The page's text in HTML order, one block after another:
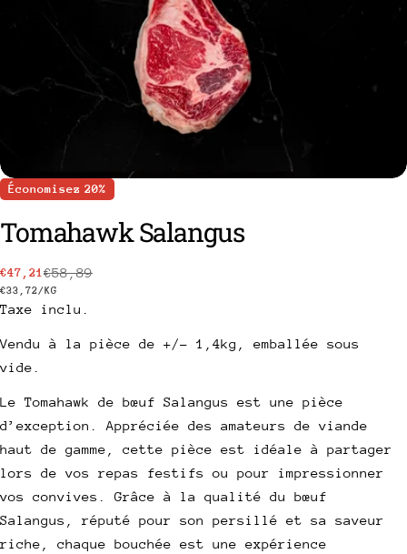
Économisez 20%
Tomahawk Salangus
Prix
de
€47,21
Prix
habituel
€58,89
PRIX
UNITAIRE
€33,72/PAR
KG
Taxe inclu.
Vendu à la pièce de +/- 1,4kg, emballée sous
vide.
Le Tomahawk de bœuf Salangus est une pièce
d’exception. Appréciée des amateurs de viande
haut de gamme, cette pièce est idéale à partager
lors de vos repas festifs ou pour impressionner
vos convives. Grâce à la qualité du bœuf
Salangus, réputé pour son persillé et sa saveur
riche, chaque bouchée est une expérience
Partager ce produit
Copie
Votre
Votre
Votre
téléphone
Votre